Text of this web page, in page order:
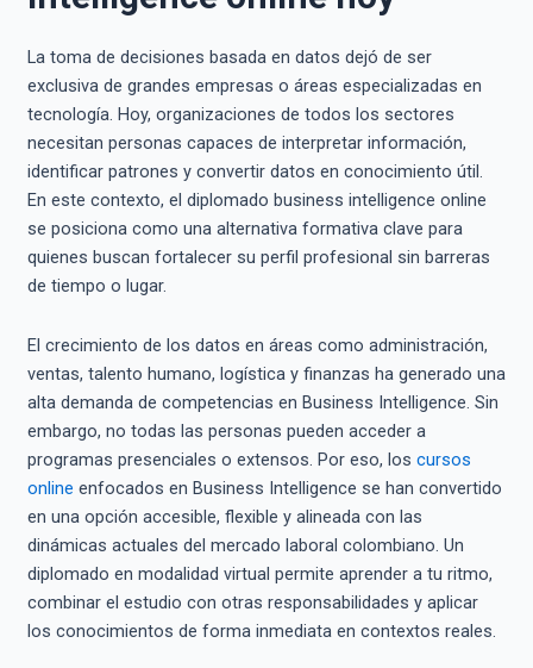
La toma de decisiones basada en datos dejó de ser
exclusiva de grandes empresas o áreas especializadas en
tecnología. Hoy, organizaciones de todos los sectores
necesitan personas capaces de interpretar información,
identificar patrones y convertir datos en conocimiento útil.
En este contexto, el diplomado business intelligence online
se posiciona como una alternativa formativa clave para
quienes buscan fortalecer su perfil profesional sin barreras
de tiempo o lugar.
El crecimiento de los datos en áreas como administración,
ventas, talento humano, logística y finanzas ha generado una
alta demanda de competencias en Business Intelligence. Sin
embargo, no todas las personas pueden acceder a
programas presenciales o extensos. Por eso, los cursos
online enfocados en Business Intelligence se han convertido
en una opción accesible, flexible y alineada con las
dinámicas actuales del mercado laboral colombiano. Un
diplomado en modalidad virtual permite aprender a tu ritmo,
combinar el estudio con otras responsabilidades y aplicar
los conocimientos de forma inmediata en contextos reales.